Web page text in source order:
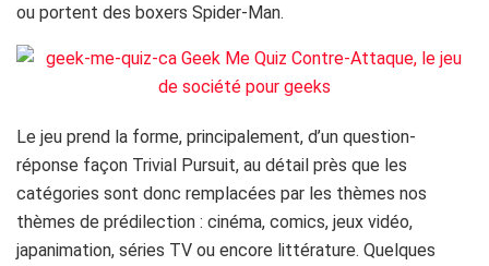
ou portent des boxers Spider-Man.
Le jeu prend la forme, principalement, d’un question-
réponse façon Trivial Pursuit, au détail près que les
catégories sont donc remplacées par les thèmes nos
thèmes de prédilection : cinéma, comics, jeux vidéo,
japanimation, séries TV ou encore littérature. Quelques